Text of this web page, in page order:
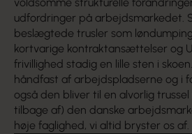
udfordringer på arbejdsmarkedet.
beslægtede trusler som
kortvarige kontraktansættelser og
frivillighed stadig en lille sten i
håndfast af arbejdspladserne og i
også den bliver til en alvorlig
tilbage af) den danske
høje faglighed, vi altid bryster os af.